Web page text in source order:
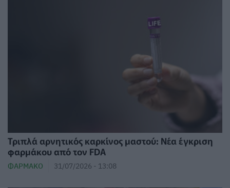
Τριπλά αρνητικός καρκίνος μαστού: Νέα έγκριση
φαρμάκου από τον FDA
ΦΆΡΜΑΚΟ 31/07/2026 - 13:08